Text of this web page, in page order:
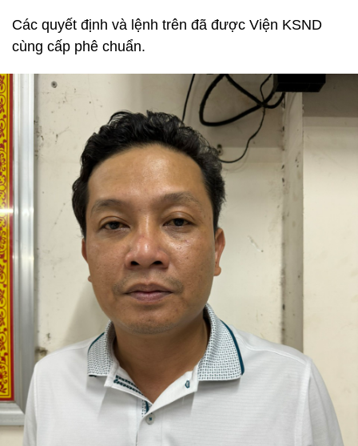
Các quyết định và lệnh trên đã được Viện KSND
cùng cấp phê chuẩn.